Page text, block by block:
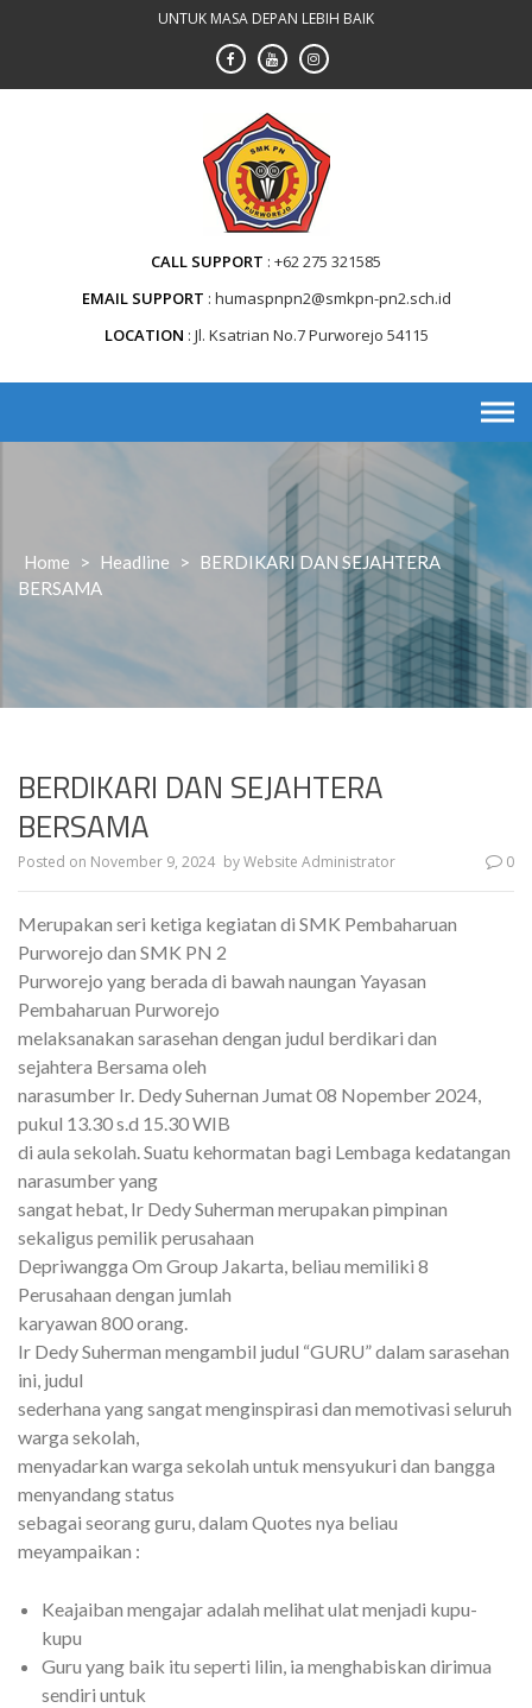
UNTUK MASA DEPAN LEBIH BAIK
CALL SUPPORT +62 275 321585
EMAIL SUPPORT humaspnpn2@smkpn-pn2.sch.id
LOCATION Jl. Ksatrian No.7 Purworejo 54115
Home > Headline > BERDIKARI DAN SEJAHTERA
BERSAMA
BERDIKARI DAN SEJAHTERA
BERSAMA
Posted on November 9, 2024 byWebsite Administrator 0
Merupakan seri ketiga kegiatan di SMK Pembaharuan
Purworejo dan SMK PN 2
Purworejo yang berada di bawah naungan Yayasan
Pembaharuan Purworejo
melaksanakan sarasehan dengan judul berdikari dan
sejahtera Bersama oleh
narasumber Ir. Dedy Suhernan Jumat 08 Nopember 2024,
pukul 13.30 s.d 15.30 WIB
di aula sekolah. Suatu kehormatan bagi Lembaga kedatangan
narasumber yang
sangat hebat, Ir Dedy Suherman merupakan pimpinan
sekaligus pemilik perusahaan
Depriwangga Om Group Jakarta, beliau memiliki 8
Perusahaan dengan jumlah
karyawan 800 orang.
Ir Dedy Suherman mengambil judul “GURU” dalam sarasehan
ini, judul
sederhana yang sangat menginspirasi dan memotivasi seluruh
warga sekolah,
menyadarkan warga sekolah untuk mensyukuri dan bangga
menyandang status
sebagai seorang guru, dalam Quotes nya beliau
meyampaikan :
Keajaiban mengajar adalah melihat ulat menjadi kupu-
kupu
Guru yang baik itu seperti lilin, ia menghabiskan dirimua
sendiri untuk